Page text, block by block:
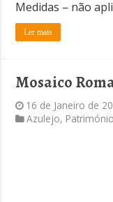
Medidas – não
Ler mais
Mosaico
16 de Janeiro de
Azulejo,